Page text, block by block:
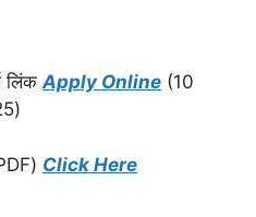
लिंकApply Online (10
Click Here